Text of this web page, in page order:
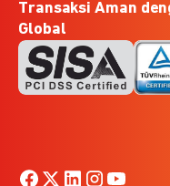
Transaksi Aman
Global